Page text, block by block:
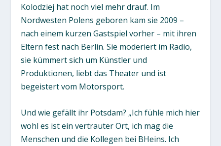
Kolodziej hat noch viel mehr drauf. Im
Nordwesten Polens geboren kam sie 2009 –
nach einem kurzen Gastspiel vorher – mit ihren
Eltern fest nach Berlin. Sie moderiert im Radio,
sie kümmert sich um Künstler und
Produktionen, liebt das Theater und ist
begeistert vom Motorsport.
Und wie gefällt ihr Potsdam? „Ich fühle mich hier
wohl es ist ein vertrauter Ort, ich mag die
Menschen und die Kollegen bei BHeins. Ich